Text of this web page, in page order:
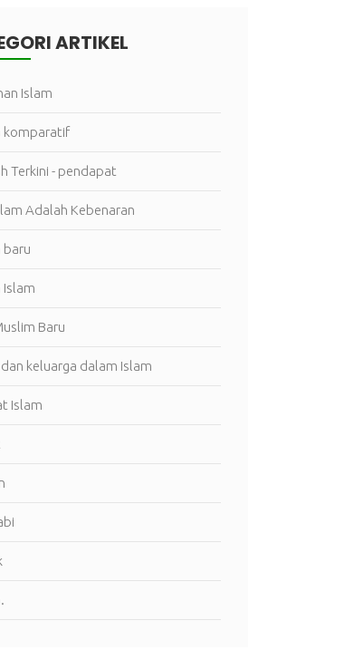
ARTIKEL
Islam
komparatif
Terkini - pendapat
Adalah Kebenaran
baru
Islam
Baru
keluarga dalam Islam
Islam